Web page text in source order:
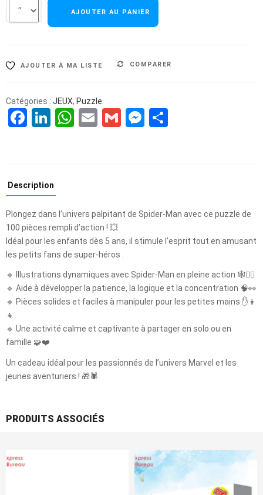
AJOUTER AU PANIER
AJOUTER À MA LISTE COMPARER
Catégories : JEUX, Puzzle
Facebook
LinkedIn
WhatsApp
EmailGmailMessenger
Description
Plongez dans l’univers palpitant de Spider-Man avec ce puzzle de
100 pièces rempli d’action ! 💥
Idéal pour les enfants dès 5 ans, il stimule l’esprit tout en amusant
les petits fans de super-héros :
🔹 Illustrations dynamiques avec Spider-Man en pleine action 🕸️🦸‍♂️
🔹 Aide à développer la patience, la logique et la concentration 🧠👀
🔹 Pièces solides et faciles à manipuler pour les petites mains ✋👦
👧
🔹 Une activité calme et captivante à partager en solo ou en
famille 🧩❤️
Un cadeau idéal pour les passionnés de l’univers Marvel et les
jeunes aventuriers ! 🎁🕷️
PRODUITS ASSOCIÉS